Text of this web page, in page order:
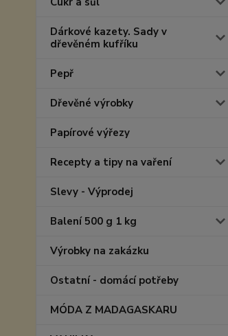
Dárkové kazety. Sady v
dřevěném kufříku
Pepř
Dřevěné výrobky
Papírové výřezy
Recepty a tipy na vaření
Slevy - Výprodej
Balení 500 g 1 kg
Výrobky na zakázku
Ostatní - domácí potřeby
MÓDA Z MADAGASKARU